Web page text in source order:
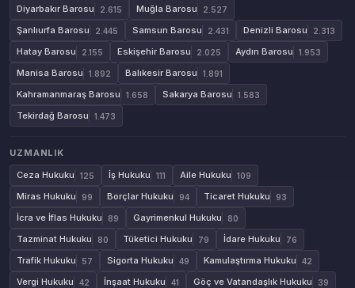
Diyarbakır Barosu 2.615 Muğla Barosu 2.527
Şanlıurfa Barosu 2.445 Samsun Barosu 2.431 Denizli Barosu 2.313
Hatay Barosu 2.155 Eskişehir Barosu 2.025 Aydın Barosu 1.953
Manisa Barosu 1.892 Balıkesir Barosu 1.891
Kahramanmaraş Barosu 1.658 Sakarya Barosu 1.583
Tekirdağ Barosu 1.473
UZMANLIK
Ceza Hukuku
125 İş Hukuku 111 Aile Hukuku 109
Miras Hukuku 99 Borçlar Hukuku 94 Ticaret Hukuku 93
İcra ve İflas Hukuku 89 Gayrimenkul Hukuku 80
Tazminat Hukuku 80 Tüketici Hukuku 79 İdare Hukuku 76
Trafik Hukuku 57 Sigorta Hukuku 49 Kamulaştırma Hukuku 42
Vergi Hukuku 42 İnşaat Hukuku 41 Göç ve Vatandaşlık Hukuku 39